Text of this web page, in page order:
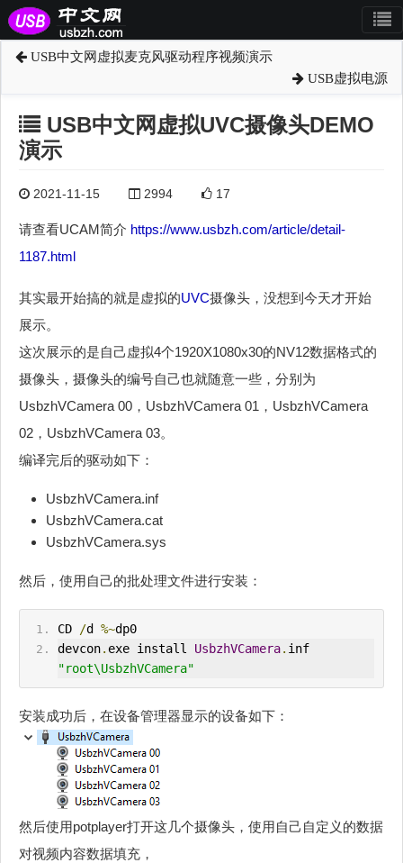
USB中文网虚拟麦克风驱动程序视频演示
USB虚拟电源
USB中文网虚拟UVC摄像头DEMO
演示
2021-11-15 2994 17
请查看UCAM简介 https://www.usbzh.com/article/detail-
1187.html
其实最开始搞的就是虚拟的UVC摄像头，没想到今天才开始
展示。
这次展示的是自己虚拟4个1920X1080x30的NV12数据格式的
摄像头，摄像头的编号自己也就随意一些，分别为
UsbzhVCamera 00，UsbzhVCamera 01，UsbzhVCamera
02，UsbzhVCamera 03。
编译完后的驱动如下：
UsbzhVCamera.inf
UsbzhVCamera.cat
UsbzhVCamera.sys
然后，使用自己的批处理文件进行安装：
CD /d %~dp0
devcon. exe install UsbzhVCamera.
inf
"root\UsbzhVCamera"
安装成功后，在设备管理器显示的设备如下：
然后使用potplayer打开这几个摄像头，使用自己自定义的数据
对视频内容数据填充，